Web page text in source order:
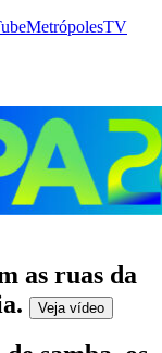
MetrópolesTV
as ruas da
. Veja vídeo